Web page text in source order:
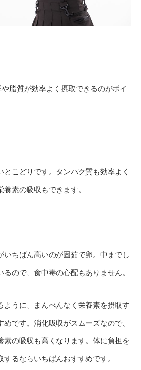
脂質が効率よく摂取できるのがポイ
とこどりです。タンパク質も効率よく
素の吸収もできます。
いちばん高いのが固茹で卵。中までし
るので、食中毒の心配もありません。
ように、まんべんなく栄養素を摂取す
めです。消化吸収がスムーズなので、
素の吸収も高くなります。体に負担を
るならいちばんおすすめです。